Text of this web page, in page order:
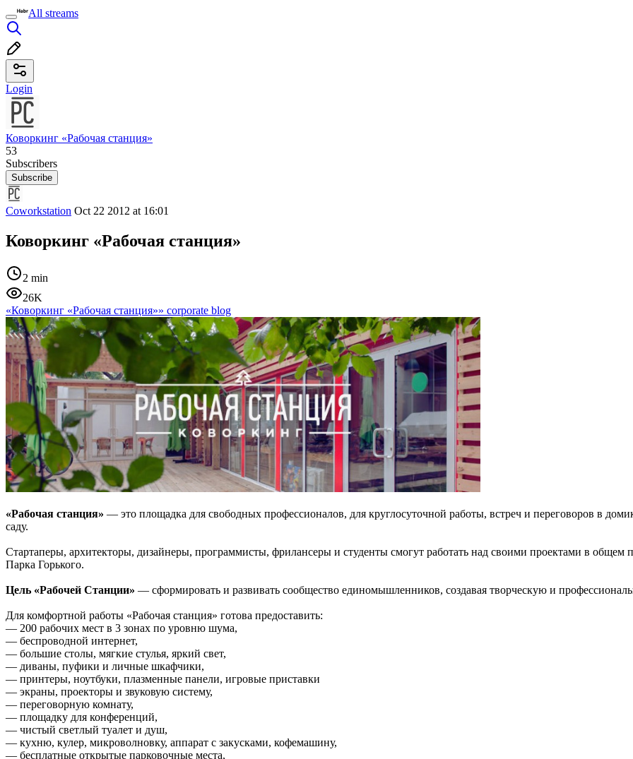
All streams
Login
Коворкинг «Рабочая станция»
53
Subscribers
Subscribe
Coworkstation Oct 22 2012 at 16:01
Коворкинг «Рабочая станция»
2 min
26K
«Коворкинг «Рабочая станция»» corporate blog
«Рабочая станция» — это площадка для свободных профессионалов, для круглосуточной работы, встреч и переговоров в
саду.
Стартаперы, архитекторы, дизайнеры, программисты, фрилансеры и студенты смогут работать над своими проектами в общем
Парка Горького.
Цель «Рабочей Станции» — сформировать и развивать сообщество единомышленников, создавая творческую и
Для комфортной работы «Рабочая станция» готова предоставить:
— 200 рабочих мест в 3 зонах по уровню шума,
— беспроводной интернет,
— большие столы, мягкие стулья, яркий свет,
— диваны, пуфики и личные шкафчики,
— принтеры, ноутбуки, плазменные панели, игровые приставки
— экраны, проекторы и звуковую систему,
— переговорную комнату,
— площадку для конференций,
— чистый светлый туалет и душ,
— кухню, кулер, микроволновку, аппарат с закусками, кофемашину,
— бесплатные открытые парковочные места,